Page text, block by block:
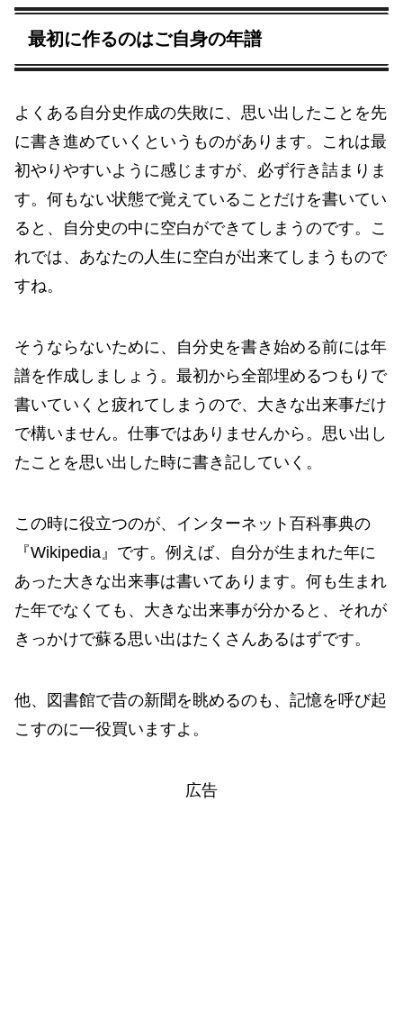
最初に作るのはご自身の年譜
よくある自分史作成の失敗に、思い出したことを先
に書き進めていくというものがあります。これは最
初やりやすいように感じますが、必ず行き詰まりま
す。何もない状態で覚えていることだけを書いてい
ると、自分史の中に空白ができてしまうのです。こ
れでは、あなたの人生に空白が出来てしまうもので
すね。
そうならないために、自分史を書き始める前には年
譜を作成しましょう。最初から全部埋めるつもりで
書いていくと疲れてしまうので、大きな出来事だけ
で構いません。仕事ではありませんから。思い出し
たことを思い出した時に書き記していく。
この時に役立つのが、インターネット百科事典の
『Wikipedia』です。例えば、自分が生まれた年に
あった大きな出来事は書いてあります。何も生まれ
た年でなくても、大きな出来事が分かると、それが
きっかけで蘇る思い出はたくさんあるはずです。
他、図書館で昔の新聞を眺めるのも、記憶を呼び起
こすのに一役買いますよ。
広告